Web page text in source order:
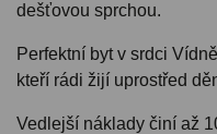
dešťovou sprchou.
Perfektní byt v srdci
kteří rádi žijí uprostřed
Vedlejší náklady činí až